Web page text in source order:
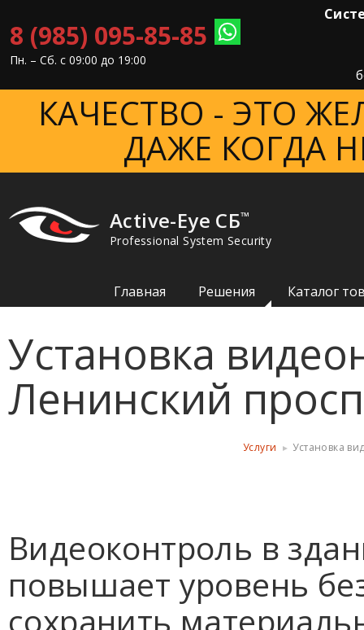
8 (985) 095-85-85
Пн. – Cб. с 09:00 до 19:00
КАЧЕСТВО - ЭТО
ДАЖЕ КОГДА
Active-Eye СБ™
Professional System Security
Главная Решения Каталог
Установка
Ленинский
Услуги Установка
Видеоконтроль в
повышает уровень
сохранить